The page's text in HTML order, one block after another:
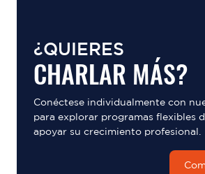
¿QUIERES
CHARLAR MÁS?
Conéctese individualmente con
para explorar programas flexibles
apoyar su crecimiento profesional.